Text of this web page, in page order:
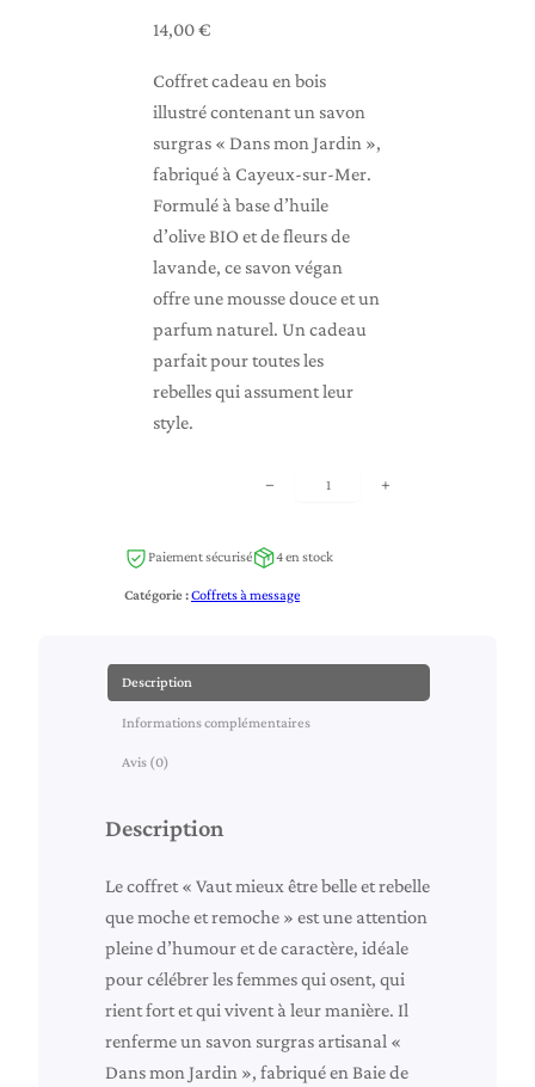
14,00€
Coffret cadeau en bois
illustré contenant un savon
surgras « Dans mon Jardin »,
fabriqué à Cayeux‑sur‑Mer.
Formulé à base d’huile
d’olive BIO et de fleurs de
lavande, ce savon végan
offre une mousse douce et un
parfum naturel. Un cadeau
parfait pour toutes les
rebelles qui assument leur
style.
t
t
é
d
f
r
e
t
c
a
d
− +
Paiement sécurisé 4 en stock
Catégorie :Coffrets à message
Description
Informations complémentaires
Avis (0)
Description
Le coffret « Vaut mieux être belle et rebelle
que moche et remoche » est une attention
pleine d’humour et de caractère, idéale
pour célébrer les femmes qui osent, qui
rient fort et qui vivent à leur manière. Il
renferme un savon surgras artisanal «
Dans mon Jardin », fabriqué en Baie de